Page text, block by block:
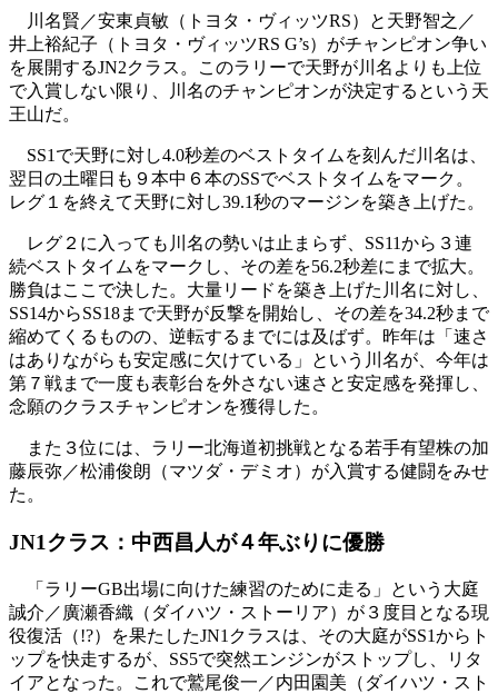
川名賢／安東貞敏（トヨタ・ヴィッツRS）と天野智之／
井上裕紀子（トヨタ・ヴィッツRS G’s）がチャンピオン争い
を展開するJN2クラス。このラリーで天野が川名よりも上位
で入賞しない限り、川名のチャンピオンが決定するという天
王山だ。
SS1で天野に対し4.0秒差のベストタイムを刻んだ川名は、
翌日の土曜日も９本中６本のSSでベストタイムをマーク。
レグ１を終えて天野に対し39.1秒のマージンを築き上げた。
レグ２に入っても川名の勢いは止まらず、SS11から３連
続ベストタイムをマークし、その差を56.2秒差にまで拡大。
勝負はここで決した。大量リードを築き上げた川名に対し、
SS14からSS18まで天野が反撃を開始し、その差を34.2秒まで
縮めてくるものの、逆転するまでには及ばず。昨年は「速さ
はありながらも安定感に欠けている」という川名が、今年は
第７戦まで一度も表彰台を外さない速さと安定感を発揮し、
念願のクラスチャンピオンを獲得した。
また３位には、ラリー北海道初挑戦となる若手有望株の加
藤辰弥／松浦俊朗（マツダ・デミオ）が入賞する健闘をみせ
た。
JN1クラス：中西昌人が４年ぶりに優勝
「ラリーGB出場に向けた練習のために走る」という大庭
誠介／廣瀬香織（ダイハツ・ストーリア）が３度目となる現
役復活（!?）を果たしたJN1クラスは、その大庭がSS1からト
ップを快走するが、SS5で突然エンジンがストップし、リタ
イアとなった。これで鷲尾俊一／内田園美（ダイハツ・スト